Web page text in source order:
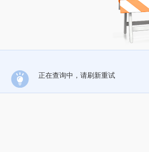
正在查询中，请刷新重试